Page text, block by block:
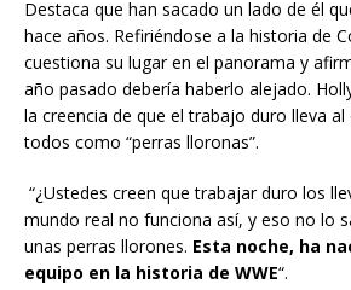
Destaca que han sacado un lado de él
hace años. Refiriéndose a la historia de
cuestiona su lugar en el panorama y
año pasado debería haberlo alejado.
la creencia de que el trabajo duro lleva
todos como “perras lloronas”.
“¿Ustedes creen que trabajar duro los
mundo real no funciona así, y eso no lo
unas perras llorones. Esta noche, ha
equipo en la historia de WWE“.